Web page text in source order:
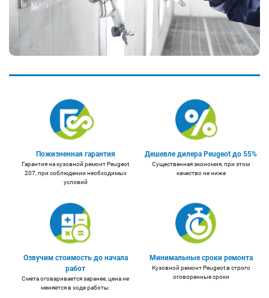
Пожизненная гарантия
Гарантия на кузовной ремонт Peugeot
207, при соблюдении необходимых
условий
Дешевле дилера Peugeot до 55%
Существенная экономия, при этом
качество не ниже
Озвучим стоимость до начала
работ
Смета оговаривается заранее, цена не
меняется в ходе работы.
Минимальные сроки ремонта
Кузовной ремонт Peugeot в строго
оговоренные сроки